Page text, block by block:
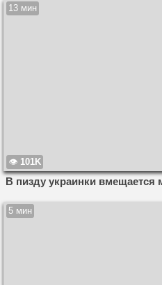
13 мин
101K
В пизду украинки вмещается
5 мин